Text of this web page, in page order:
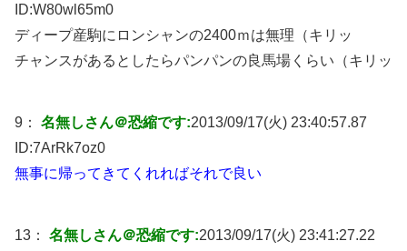
ID:W80wl65m0
ディープ産駒にロンシャンの2400ｍは無理（キリッ
チャンスがあるとしたらパンパンの良馬場くらい（キリッ
9： 名無しさん＠恐縮です:2013/09/17(火) 23:40:57.87
ID:7ArRk7oz0
無事に帰ってきてくれればそれで良い
13： 名無しさん＠恐縮です:2013/09/17(火) 23:41:27.22